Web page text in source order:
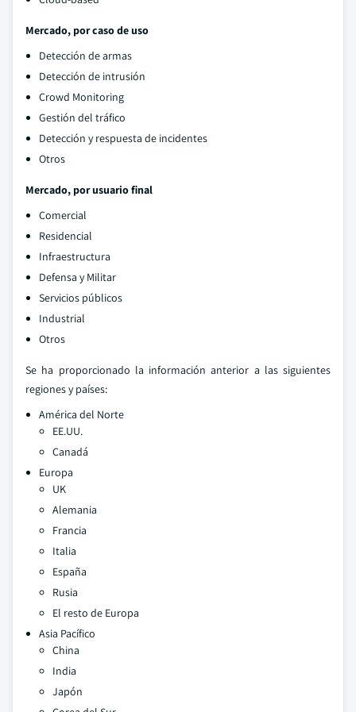
Mercado, por caso de uso
Detección de armas
Detección de intrusión
Crowd Monitoring
Gestión del tráfico
Detección y respuesta de incidentes
Otros
Mercado, por usuario final
Comercial
Residencial
Infraestructura
Defensa y Militar
Servicios públicos
Industrial
Otros
Se ha proporcionado la información anterior a las siguientes
regiones y países:
América del Norte
EE.UU.
Canadá
Europa
UK
Alemania
Francia
Italia
España
Rusia
El resto de Europa
Asia Pacífico
China
India
Japón